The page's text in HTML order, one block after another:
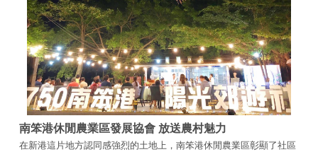
南笨港休閒農業區發展協會 放送農村魅力
在新港這片地方認同感強烈的土地上，南笨港休閒農業區彰顯了社區